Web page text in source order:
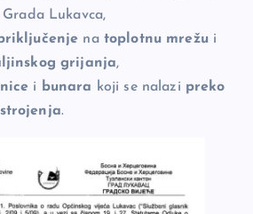
Lukavca,
na toplotnu mrežui
grijanja,
i bunara koji se nalazi preko
.